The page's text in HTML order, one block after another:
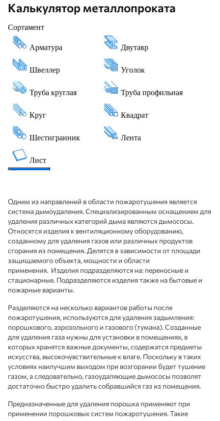
Калькулятор металлопроката
Одним из направлений в области пожаротушения является
система дымоудаления. Специализированным оснащением для
удаления различных категорий дыма являются дымососы.
Относятся изделия к вентиляционному оборудованию,
созданному для удаления газов или различных продуктов
сгорания из помещения. Делятся в зависимости от площади
защищаемого объекта, мощности и области
применения. Изделия подразделяются на: переносные и
стационарные. Подразделяются изделия также на бытовые и
пожарные варианты.
Разделяются на несколько вариантов работы после
пожаротушения, используются для удаления задымления:
порошкового, аэрозольного и газового (тумана). Созданные
для удаления газа нужны для установки в помещениях, в
которых хранятся важные документы, содержатся предметы
искусства, высокочувствительные к влаге. Поскольку в таких
условиях наилучшим выходом при возгорании будет тушение
газом, а следовательно, газоудаляющие дымососы позволят
достаточно быстро удалить собравшийся газ из помещения.
Предназначенные для удаления порошка применяют при
применении порошковых систем пожаротушения. Такие